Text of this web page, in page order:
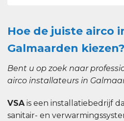
Hoe de juiste airco
Galmaarden kiezen?
Bent u op zoek naar
airco installateurs in
VSAis een installatiebedrijf
sanitair- en